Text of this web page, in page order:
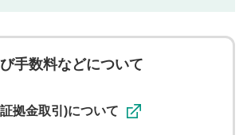
ものとします。また、利用者は、コメント
人格権を行使しないことに同意します。利
コメントは、当社サービスの広告・宣伝、
す。
手数料などについて
拠金取引)について